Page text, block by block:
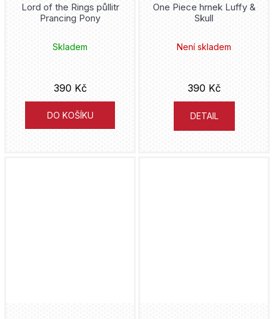
Lord of the Rings půllitr
Prancing Pony
Skladem
390 Kč
DO KOŠÍKU
One Piece hrnek Luffy &
Skull
Není skladem
390 Kč
DETAIL